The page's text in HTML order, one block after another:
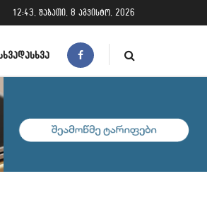
12:43, შაბათი, 8 აგვისტო, 2026